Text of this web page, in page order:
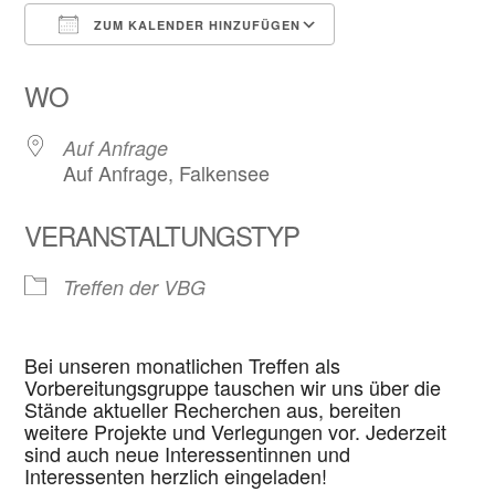
ZUM KALENDER HINZUFÜGEN
WO
Auf Anfrage
Auf Anfrage, Falkensee
VERANSTALTUNGSTYP
Treffen der VBG
Bei unseren monatlichen Treffen als
Vorbereitungsgruppe tauschen wir uns über die
Stände aktueller Recherchen aus, bereiten
weitere Projekte und Verlegungen vor. Jederzeit
sind auch neue Interessentinnen und
Interessenten herzlich eingeladen!